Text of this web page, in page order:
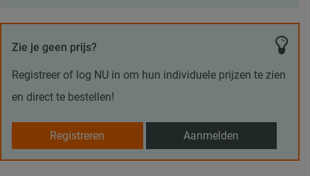
Zie je geen prijs?
Registreer of log NU in om hun individuele prijzen te zien
en direct te bestellen!
Registreren Aanmelden